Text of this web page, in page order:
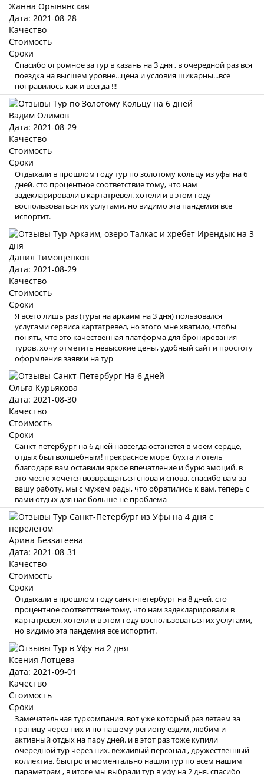
Жанна Орынянская
Дата: 2021-08-28
Качество
Стоимость
Сроки
Спасибо огромное за тур в казань на 3 дня , в очередной раз вся
поездка на высшем уровне...цена и условия шикарны...все
понравилось как и всегда !!!
Вадим Олимов
Дата: 2021-08-29
Качество
Стоимость
Сроки
Отдыхали в прошлом году тур по золотому кольцу из уфы на 6
дней. сто процентное соответствие тому, что нам
задекларировали в картатревел. хотели и в этом году
воспользоваться их услугами, но видимо эта пандемия все
испортит.
Данил Тимощенков
Дата: 2021-08-29
Качество
Стоимость
Сроки
Я всего лишь раз (туры на аркаим на 3 дня) пользовался
услугами сервиса картатревел, но этого мне хватило, чтобы
понять, что это качественная платформа для бронирования
туров. хочу отметить невысокие цены, удобный сайт и простоту
оформления заявки на тур
Ольга Курьякова
Дата: 2021-08-30
Качество
Стоимость
Сроки
Санкт-петербург на 6 дней навсегда останется в моем сердце,
отдых был волшебным! прекрасное море, бухта и отель
благодаря вам оставили яркое впечатление и бурю эмоций. в
это место хочется возвращаться снова и снова. спасибо вам за
вашу работу. мы с мужем рады, что обратились к вам. теперь с
вами отдых для нас больше не проблема
Арина Беззатеева
Дата: 2021-08-31
Качество
Стоимость
Сроки
Отдыхали в прошлом году санкт-петербург на 8 дней. сто
процентное соответствие тому, что нам задекларировали в
картатревел. хотели и в этом году воспользоваться их услугами,
но видимо эта пандемия все испортит.
Ксения Лотцева
Дата: 2021-09-01
Качество
Стоимость
Сроки
Замечательная туркомпания. вот уже который раз летаем за
границу через них и по нашему региону ездим, любим и
активный отдых на пару дней. и в этот раз тоже купили
очередной тур через них. вежливый персонал , дружественный
коллектив. быстро и моментально нашли тур по всем нашим
параметрам , в итоге мы выбрали тур в уфу на 2 дня. спасибо